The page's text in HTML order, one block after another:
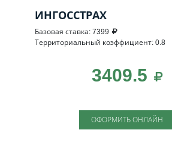
ИНГОССТРАХ
Базовая ставка: 7399
Территориальный коэффициент: 0.8
3409.5
ОФОРМИТЬ ОНЛАЙН